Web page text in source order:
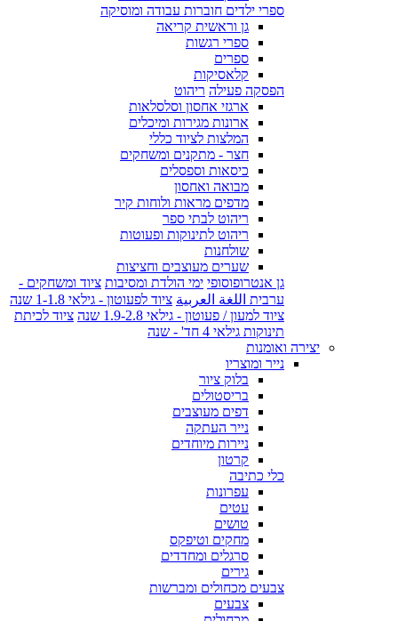
ספרי ילדים חוברות עבודה ומוסיקה
גן וראשית קריאה
ספרי רגשות
ספרים
קלאסיקות
הפסקה פעילה ריהוט
ארגזי אחסון וסלסלאות
ארונות מגירות ומיכלים
המלצות לציוד כללי
חצר - מתקנים ומשחקים
כיסאות וספסלים
מבואה ואחסון
מדפים מראות ולוחות קיר
ריהוט לבתי ספר
ריהוט לתינוקות ופעוטות
שולחנות
שערים מעוצבים וחציצות
גן אנטרופוסופי ימי הולדת ומסיבות ציוד ומשחקים -
ערבית اللغة العربية ציוד לפעוטון - גילאי 1-1.8 שנה
ציוד למעון / פעוטון - גילאי 1.9-2.8 שנה
ציוד לכיתת
תינוקות גילאי 4 חד' - שנה
יצירה ואומנות
נייר ומוצריו
בלוק ציור
בריסטולים
דפים מעוצבים
נייר העתקה
ניירות מיוחדים
קרטון
כלי כתיבה
עפרונות
עטים
טושים
מחקים וטיפקס
סרגלים ומחדדים
גירים
צבעים מכחולים ומברשות
צבעים